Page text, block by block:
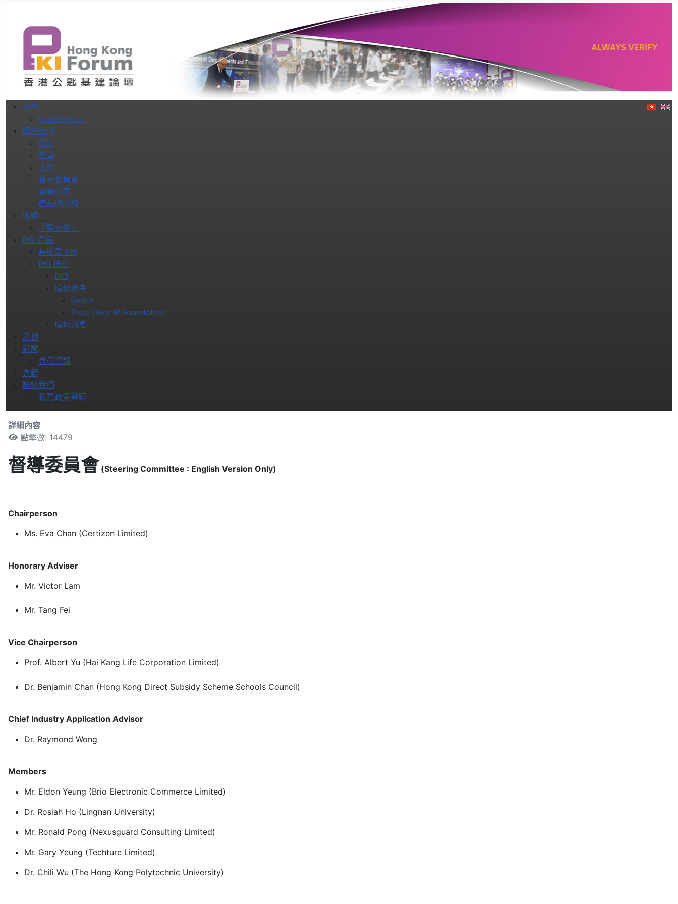
首頁
Introduction
關於我們
簡介
憲章
主席
督導委員會
會員列表
產品與服務
服務
「智方便」
PKI 資源
甚麼是 PKI
PKI 技術
DID
環球參考
Sovrin
Trust Over IP Foundation
環球消息
活動
新聞
會員資訊
會籍
聯絡我們
私隱政策聲明
詳細內容
點擊數: 14479
督導委員會 (Steering Committee : English Version Only)
Chairperson
Ms. Eva Chan (Certizen Limited)
Honorary Adviser
Mr. Victor Lam
Mr. Tang Fei
Vice Chairperson
Prof. Albert Yu (Hai Kang Life Corporation Limited)
Dr. Benjamin Chan (Hong Kong Direct Subsidy Scheme Schools Council)
Chief Industry Application Advisor
Dr. Raymond Wong
Members
Mr. Eldon Yeung (Brio Electronic Commerce Limited)
Dr. Rosiah Ho (Lingnan University)
Mr. Ronald Pong (Nexusguard Consulting Limited)
Mr. Gary Yeung (Techture Limited)
Dr. Chili Wu (The Hong Kong Polytechnic University)